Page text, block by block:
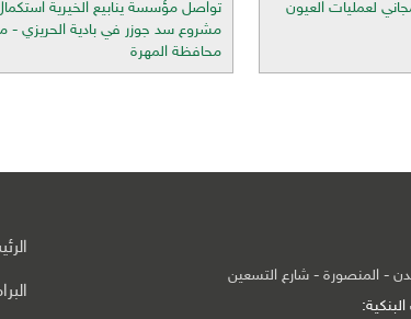
لعمليات العيون
تواصل مؤسسة ينابيع الخيرية
مشروع سد جوزر في بادية الحريزي -
محافظة المهرة
- المنصورة - شارع التسعين